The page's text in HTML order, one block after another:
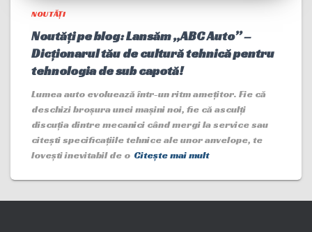
NOUTĂȚI
Noutăți pe blog: Lansăm „ABC Auto” –
Dicționarul tău de cultură tehnică pentru
tehnologia de sub capotă!
Lumea auto evoluează într-un ritm amețitor. Fie că
deschizi broșura unei mașini noi, fie că asculți
discuția dintre mecanici când mergi la service sau
citești specificațiile tehnice ale unor anvelope, te
lovești inevitabil de o Citește mai mult